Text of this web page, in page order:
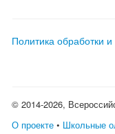
Политика обработки
© 2014-2026,
О проекте • Школьные